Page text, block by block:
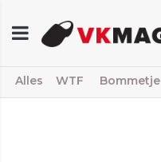
Alles WTF Bommetje